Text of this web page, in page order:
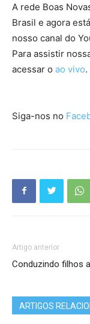
A rede Boas
Brasil e agora
nosso canal do
Para assistir
acessar o ao vivo.
Siga-nos no
Artigo anterior
Conduzindo filhos
ARTIGOS